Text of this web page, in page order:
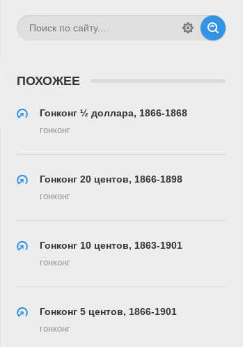
ПОХОЖЕЕ
Гонконг ½ доллара, 1866-1868
гонконг
Гонконг 20 центов, 1866-1898
гонконг
Гонконг 10 центов, 1863-1901
гонконг
Гонконг 5 центов, 1866-1901
гонконг